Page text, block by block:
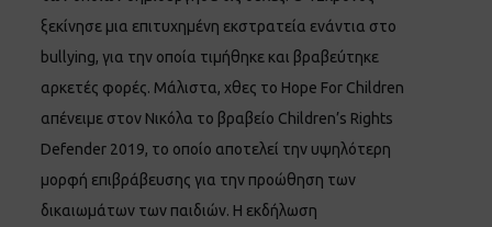
ξεκίνησε μια επιτυχημένη εκστρατεία ενάντια στο
bullying, για την οποία τιμήθηκε και βραβεύτηκε
αρκετές φορές. Μάλιστα, χθες το Hope For Children
απένειμε στον Νικόλα το βραβείο Children’s Rights
Defender 2019, το οποίο αποτελεί την υψηλότερη
μορφή επιβράβευσης για την προώθηση των
δικαιωμάτων των παιδιών. Η εκδήλωση